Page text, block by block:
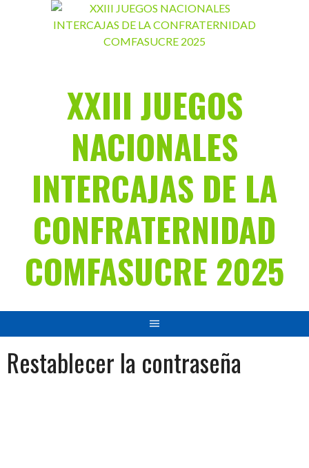
XXIII JUEGOS
NACIONALES
INTERCAJAS DE LA
CONFRATERNIDAD
COMFASUCRE 2025
Restablecer la contraseña